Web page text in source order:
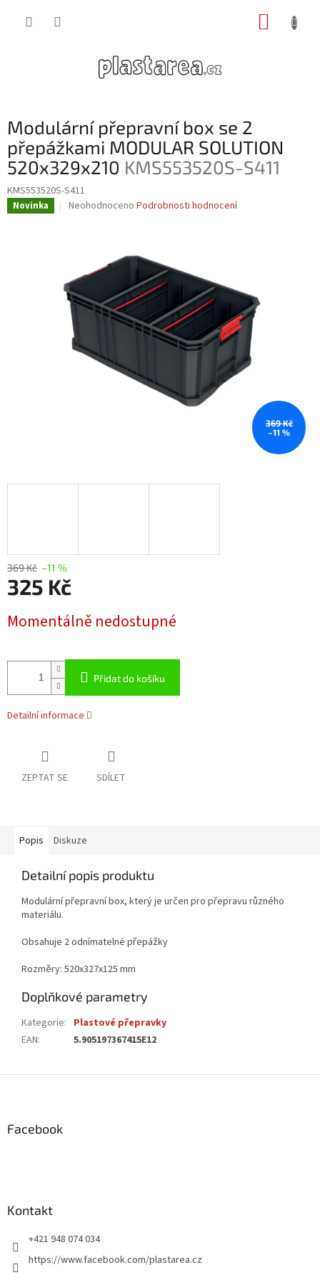
Modulární přepravní box se 2
přepážkami MODULAR SOLUTION
520x329x210 KMS553520S-S411
KMS553520S-S411
Novinka
Průměrné
5
hvězdiček.
Neohodnoceno Podrobnosti hodnocení
369 Kč
–11 %
369 Kč –11 %
325 Kč
cena:
Momentálně nedostupné
Přidat do košíku
Detailní informace
ZEPTAT SE SDÍLET
Popis Diskuze
Detailní popis produktu
Modulární přepravní box, který je určen pro přepravu různého
materiálu.
Obsahuje 2 odnímatelné přepážky
Rozměry: 520x327x125 mm
Doplňkové parametry
Kategorie: Plastové přepravky
EAN: 5.905197367415E12
Facebook
Kontakt
+421 948 074 034
https://www.facebook.com/plastarea.cz